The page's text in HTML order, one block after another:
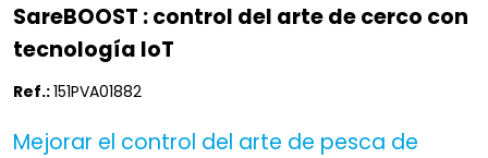
SareBOOST : control del arte de cerco con
tecnología IoT
Ref.:151PVA01882
Mejorar el control del arte de pesca de